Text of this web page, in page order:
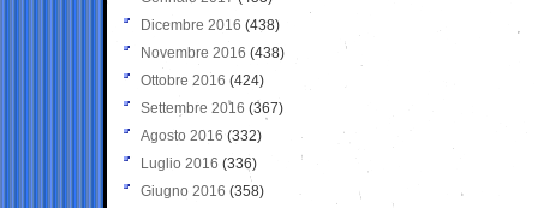
Dicembre 2016 (438)
Novembre 2016 (438)
Ottobre 2016 (424)
Settembre 2016 (367)
Agosto 2016 (332)
Luglio 2016 (336)
Giugno 2016 (358)